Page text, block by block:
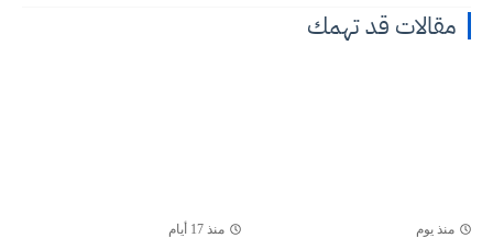
مقالات قد تهمك
منذ يوم منذ 17 أيام